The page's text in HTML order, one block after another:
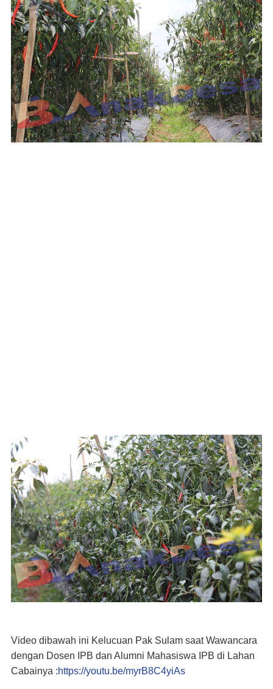
Video dibawah ini Kelucuan Pak Sulam saat Wawancara
dengan Dosen IPB dan Alumni Mahasiswa IPB di Lahan
Cabainya :https://youtu.be/myrB8C4yiAs